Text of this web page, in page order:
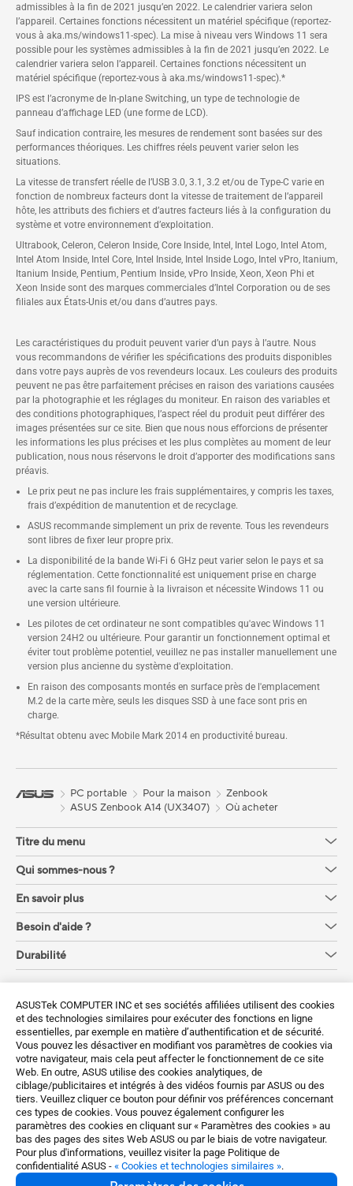
ASUSTek COMPUTER INC et ses sociétés affiliées utilisent des cookies
et des technologies similaires pour exécuter des fonctions en ligne
essentielles, par exemple en matière d’authentification et de sécurité.
Vous pouvez les désactiver en modifiant vos paramètres de cookies via
votre navigateur, mais cela peut affecter le fonctionnement de ce site
Web. En outre, ASUS utilise des cookies analytiques, de
ciblage/publicitaires et intégrés à des vidéos fournis par ASUS ou des
tiers. Veuillez cliquer ce bouton pour définir vos préférences concernant
ces types de cookies. Vous pouvez également configurer les
paramètres des cookies en cliquant sur « Paramètres des cookies » au
bas des pages des sites Web ASUS ou par le biais de votre navigateur.
Pour plus d'informations, veuillez visiter la page Politique de
confidentialité ASUS - « Cookies et technologies similaires ».
admissibles à la fin de 2021 jusqu’en 2022. Le calendrier variera selon
l’appareil. Certaines fonctions nécessitent un matériel spécifique (reportez-
vous à aka.ms/windows11-spec). La mise à niveau vers Windows 11 sera
possible pour les systèmes admissibles à la fin de 2021 jusqu’en 2022. Le
calendrier variera selon l’appareil. Certaines fonctions nécessitent un
matériel spécifique (reportez-vous à aka.ms/windows11-spec).*
IPS est l’acronyme de In-plane Switching, un type de technologie de
panneau d’affichage LED (une forme de LCD).
Sauf indication contraire, les mesures de rendement sont basées sur des
performances théoriques. Les chiffres réels peuvent varier selon les
situations.
La vitesse de transfert réelle de l’USB 3.0, 3.1, 3.2 et/ou de Type-C varie en
fonction de nombreux facteurs dont la vitesse de traitement de l’appareil
hôte, les attributs des fichiers et d’autres facteurs liés à la configuration du
système et votre environnement d’exploitation.
Ultrabook, Celeron, Celeron Inside, Core Inside, Intel, Intel Logo, Intel Atom,
Intel Atom Inside, Intel Core, Intel Inside, Intel Inside Logo, Intel vPro, Itanium,
Itanium Inside, Pentium, Pentium Inside, vPro Inside, Xeon, Xeon Phi et
Xeon Inside sont des marques commerciales d’Intel Corporation ou de ses
filiales aux États-Unis et/ou dans d’autres pays.
Les caractéristiques du produit peuvent varier d’un pays à l’autre. Nous
vous recommandons de vérifier les spécifications des produits disponibles
dans votre pays auprès de vos revendeurs locaux. Les couleurs des produits
peuvent ne pas être parfaitement précises en raison des variations causées
par la photographie et les réglages du moniteur. En raison des variables et
des conditions photographiques, l’aspect réel du produit peut différer des
images présentées sur ce site. Bien que nous nous efforcions de présenter
les informations les plus précises et les plus complètes au moment de leur
publication, nous nous réservons le droit d’apporter des modifications sans
préavis.
Le prix peut ne pas inclure les frais supplémentaires, y compris les taxes,
frais d’expédition de manutention et de recyclage.
ASUS recommande simplement un prix de revente. Tous les revendeurs
sont libres de fixer leur propre prix.
La disponibilité de la bande Wi-Fi 6 GHz peut varier selon le pays et sa
réglementation. Cette fonctionnalité est uniquement prise en charge
avec la carte sans fil fournie à la livraison et nécessite Windows 11 ou
une version ultérieure.
Les pilotes de cet ordinateur ne sont compatibles qu'avec Windows 11
version 24H2 ou ultérieure. Pour garantir un fonctionnement optimal et
éviter tout problème potentiel, veuillez ne pas installer manuellement une
version plus ancienne du système d'exploitation.
En raison des composants montés en surface près de l'emplacement
M.2 de la carte mère, seuls les disques SSD à une face sont pris en
charge.
*Résultat obtenu avec Mobile Mark 2014 en productivité bureau.
PC portable Pour la maison
Zenbook
ASUS Zenbook A14 (UX3407)
Où acheter
Titre du menu
Qui sommes-nous ?
En savoir plus
Besoin d'aide ?
Durabilité
Sign up
Belgium / Français
©ASUSTeK Computer Inc. Tous droits réservés.